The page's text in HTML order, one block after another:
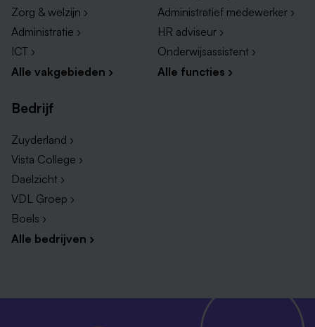
Zorg & welzijn ›
Administratie ›
ICT ›
Alle vakgebieden ›
Administratief medewerker ›
HR adviseur ›
Onderwijsassistent ›
Alle functies ›
Bedrijf
Zuyderland ›
Vista College ›
Daelzicht ›
VDL Groep ›
Boels ›
Alle bedrijven ›